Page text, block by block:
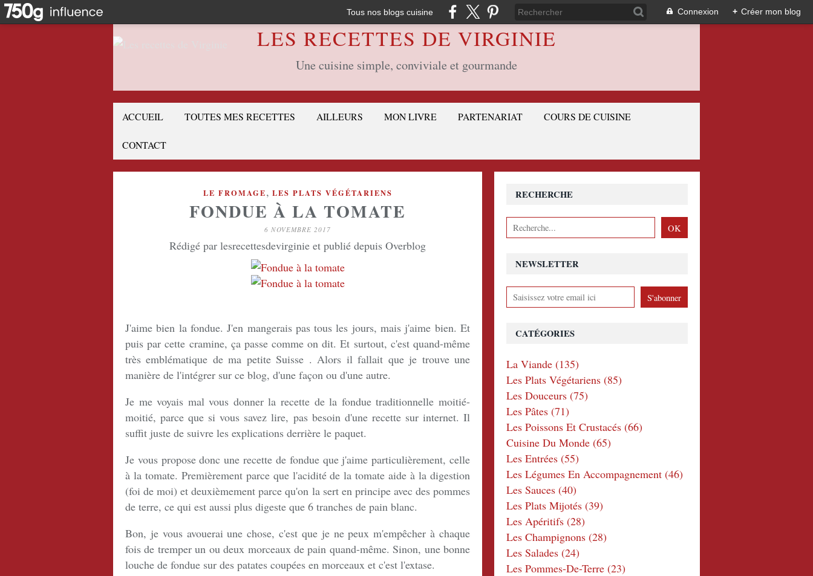
Tous nos blogs cuisine Connexion + Créer mon blog
LES RECETTES DE VIRGINIE
Une cuisine simple, conviviale et gourmande
ACCUEIL TOUTES MES RECETTES AILLEURS MON LIVRE PARTENARIAT COURS DE CUISINE
CONTACT
LE FROMAGE, LES PLATS VÉGÉTARIENS
FONDUE À LA TOMATE
6 NOVEMBRE 2017
Rédigé par lesrecettesdevirginie et publié depuis Overblog
J'aime bien la fondue. J'en mangerais pas tous les jours, mais j'aime bien. Et
puis par cette cramine, ça passe comme on dit. Et surtout, c'est quand-même
très emblématique de ma petite Suisse . Alors il fallait que je trouve une
manière de l'intégrer sur ce blog, d'une façon ou d'une autre.
Je me voyais mal vous donner la recette de la fondue traditionnelle moitié-
moitié, parce que si vous savez lire, pas besoin d'une recette sur internet. Il
suffit juste de suivre les explications derrière le paquet.
Je vous propose donc une recette de fondue que j'aime particulièrement, celle
à la tomate. Premièrement parce que l'acidité de la tomate aide à la digestion
(foi de moi) et deuxièmement parce qu'on la sert en principe avec des pommes
de terre, ce qui est aussi plus digeste que 6 tranches de pain blanc.
Bon, je vous avouerai une chose, c'est que je ne peux m'empêcher à chaque
fois de tremper un ou deux morceaux de pain quand-même. Sinon, une bonne
louche de fondue sur des patates coupées en morceaux et c'est l'extase.
NEWSLETTER
RECHERCHE
CATÉGORIES
La Viande (135)
Les Plats Végétariens (85)
Les Douceurs (75)
Les Pâtes (71)
Les Poissons Et Crustacés (66)
Cuisine Du Monde (65)
Les Entrées (55)
Les Légumes En Accompagnement (46)
Les Sauces (40)
Les Plats Mijotés (39)
Les Apéritifs (28)
Les Champignons (28)
Les Salades (24)
Les Pommes-De-Terre (23)